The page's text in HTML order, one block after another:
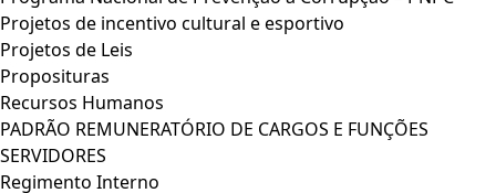
Projetos de incentivo cultural e esportivo
Projetos de Leis
Proposituras
Recursos Humanos
PADRÃO REMUNERATÓRIO DE CARGOS E FUNÇÕES
SERVIDORES
Regimento Interno